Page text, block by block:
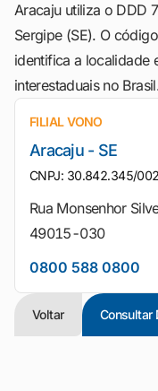
Aracaju utiliza o DDD
Sergipe (SE). O
identifica a localidade
interestaduais no
FILIAL VONO
Aracaju - SE
CNPJ: 30.842.345/
Rua Monsenhor
49015-030
0800 588 0800
Voltar Consultar